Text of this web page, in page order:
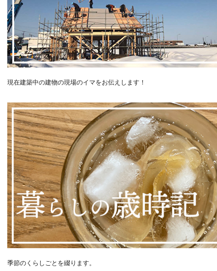
現在建築中の建物の現場のイマをお伝えします！
季節のくらしごとを綴ります。